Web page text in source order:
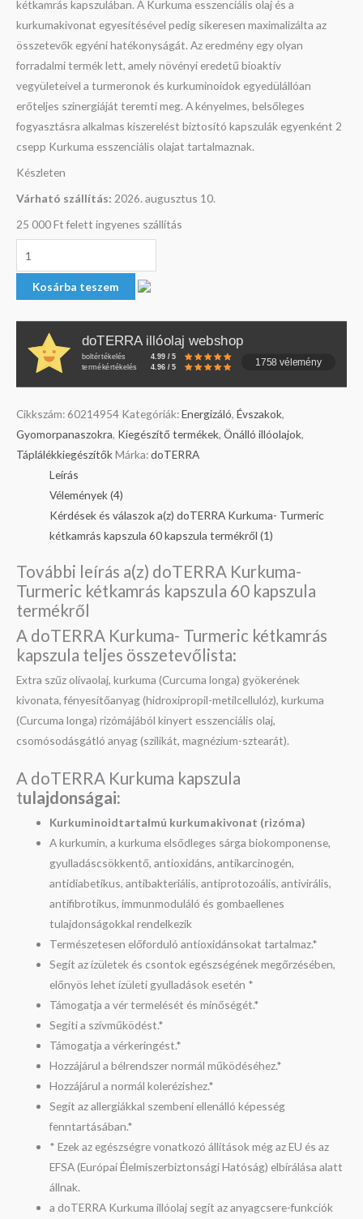
kétkamrás kapszulában. A Kurkuma esszenciális olaj és a
kurkumakivonat egyesítésével pedig sikeresen maximalizálta az
összetevők egyéni hatékonyságát. Az eredmény egy olyan
forradalmi termék lett, amely növényi eredetű bioaktív
vegyületeivel a turmeronok és kurkuminoidok egyedülállóan
erőteljes szinergiáját teremti meg. A kényelmes, belsőleges
fogyasztásra alkalmas kiszerelést biztosító kapszulák egyenként 2
csepp Kurkuma esszenciális olajat tartalmaznak.
Készleten
Várható szállítás: 2026. augusztus 10.
25 000 Ft felett ingyenes szállítás
Kosárba teszem
doTERRA illóolaj webshop
boltértékelés 4.99 / 5
termékértékelés 4.96 / 5 1758 vélemény
Cikkszám: 60214954 Kategóriák:Energizáló, Évszakok,
Gyomorpanaszokra, Kiegészítő termékek, Önálló illóolajok,
TáplálékkiegészítőkMárka:doTERRA
Leírás
Vélemények (4)
Kérdések és válaszok a(z) doTERRA Kurkuma- Turmeric
kétkamrás kapszula 60 kapszula termékről (1)
További leírás a(z) doTERRA Kurkuma-
Turmeric kétkamrás kapszula 60 kapszula
termékről
A doTERRA Kurkuma- Turmeric kétkamrás
kapszula teljes összetevőlista:
Extra szűz olívaolaj, kurkuma (Curcuma longa) gyökerének
kivonata, fényesítőanyag (hidroxipropil-metilcellulóz), kurkuma
(Curcuma longa) rizómájából kinyert esszenciális olaj,
csomósodásgátló anyag (szilikát, magnézium-sztearát).
A doTERRA Kurkuma kapszula
tulajdonságai:
Kurkuminoidtartalmú kurkumakivonat (rizóma)
A kurkumin, a kurkuma elsődleges sárga biokomponense,
gyulladáscsökkentő, antioxidáns, antikarcinogén,
antidiabetikus, antibakteriális, antiprotozoális, antivirális,
antifibrotikus, immunmoduláló és gombaellenes
tulajdonságokkal rendelkezik
Természetesen előforduló antioxidánsokat tartalmaz.*
Segít az ízületek és csontok egészségének megőrzésében,
előnyös lehet ízületi gyulladások esetén *
Támogatja a vér termelését és minőségét.*
Segíti a szívműködést.*
Támogatja a vérkeringést.*
Hozzájárul a bélrendszer normál működéséhez.*
Hozzájárul a normál kolerézishez.*
Segít az allergiákkal szembeni ellenálló képesség
fenntartásában.*
* Ezek az egészségre vonatkozó állítások még az EU és az
EFSA (Európai Élelmiszerbiztonsági Hatóság) elbírálása alatt
állnak.
a doTERRA Kurkuma illóolaj segít az anyagcsere-funkciók